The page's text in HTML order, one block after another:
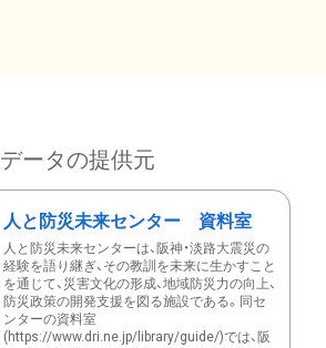
データの提供元
人と防災未来センター 資料室
人と防災未来センターは、阪神・淡路大震災の
経験を語り継ぎ、その教訓を未来に生かすこと
を通じて、災害文化の形成、地域防災力の向上、
防災政策の開発支援を図る施設である。同セ
ンターの資料室
(https://www.dri.ne.jp/library/guide/)では、阪